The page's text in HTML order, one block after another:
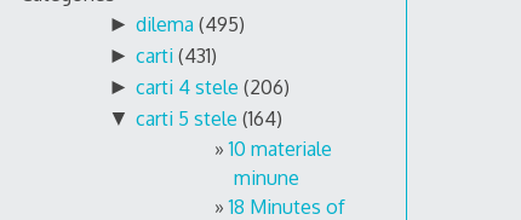
► dilema (495)
► carti (431)
► carti 4 stele (206)
▼ carti 5 stele (164)
10 materiale
minune
18 Minutes of